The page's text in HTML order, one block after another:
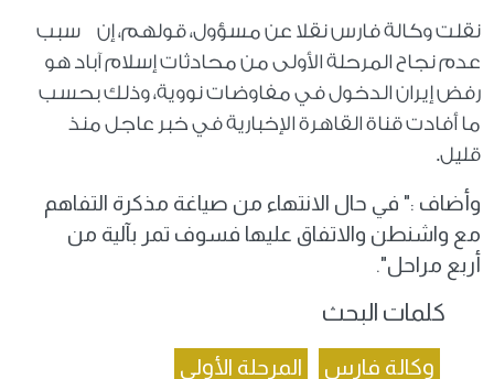
نقلت وكالة فارس نقلا عن مسؤول، قولهم، إن سبب
عدم نجاح المرحلة الأولى من محادثات إسلام آباد هو
رفض إيران الدخول في مفاوضات نووية، وذلك بحسب
ما أفادت قناة القاهرة الإخبارية في خبر عاجل منذ
قليل.
وأضاف :" في حال الانتهاء من صياغة مذكرة التفاهم
مع واشنطن والاتفاق عليها فسوف تمر بآلية من
أربع مراحل".
كلمات البحث
وكالة فارس المرحلة الأولى